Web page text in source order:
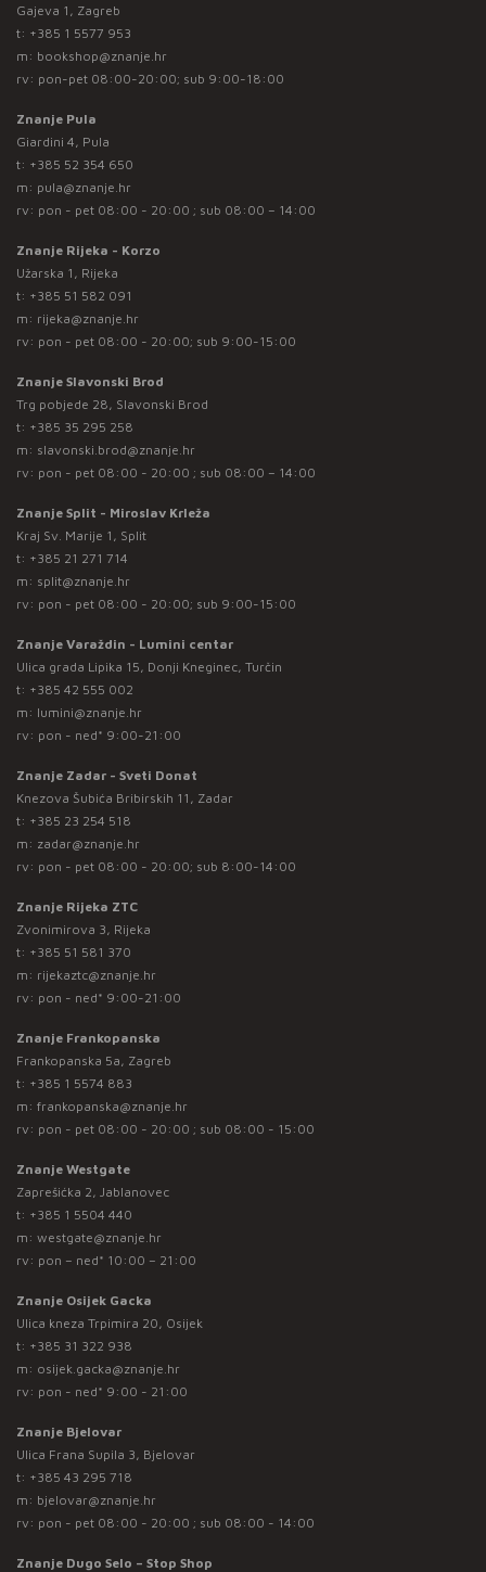
Gajeva 1, Zagreb
t: +385 1 5577 953
m: bookshop@znanje.hr
rv: pon-pet 08:00-20:00; sub 9:00-18:00
Znanje Pula
Giardini 4, Pula
t: +385 52 354 650
m: pula@znanje.hr
rv: pon - pet 08:00 - 20:00 ; sub 08:00 – 14:00
Znanje Rijeka - Korzo
Užarska 1, Rijeka
t: +385 51 582 091
m: rijeka@znanje.hr
rv: pon - pet 08:00 - 20:00; sub 9:00-15:00
Znanje Slavonski Brod
Trg pobjede 28, Slavonski Brod
t: +385 35 295 258
m: slavonski.brod@znanje.hr
rv: pon - pet 08:00 - 20:00 ; sub 08:00 – 14:00
Znanje Split - Miroslav Krleža
Kraj Sv. Marije 1, Split
t: +385 21 271 714
m: split@znanje.hr
rv: pon - pet 08:00 - 20:00; sub 9:00-15:00
Znanje Varaždin - Lumini centar
Ulica grada Lipika 15, Donji Kneginec, Turčin
t: +385 42 555 002
m: lumini@znanje.hr
rv: pon - ned* 9:00-21:00
Znanje Zadar - Sveti Donat
Knezova Šubića Bribirskih 11, Zadar
t: +385 23 254 518
m: zadar@znanje.hr
rv: pon - pet 08:00 - 20:00; sub 8:00-14:00
Znanje Rijeka ZTC
Zvonimirova 3, Rijeka
t: +385 51 581 370
m: rijekaztc@znanje.hr
rv: pon - ned* 9:00-21:00
Znanje Frankopanska
Frankopanska 5a, Zagreb
t: +385 1 5574 883
m: frankopanska@znanje.hr
rv: pon - pet 08:00 - 20:00 ; sub 08:00 - 15:00
Znanje Westgate
Zaprešićka 2, Jablanovec
t: +385 1 5504 440
m: westgate@znanje.hr
rv: pon – ned* 10:00 – 21:00
Znanje Osijek Gacka
Ulica kneza Trpimira 20, Osijek
t: +385 31 322 938
m: osijek.gacka@znanje.hr
rv: pon - ned* 9:00 - 21:00
Znanje Bjelovar
Ulica Frana Supila 3, Bjelovar
t: +385 43 295 718
m: bjelovar@znanje.hr
rv: pon - pet 08:00 - 20:00 ; sub 08:00 - 14:00
Znanje Dugo Selo – Stop Shop